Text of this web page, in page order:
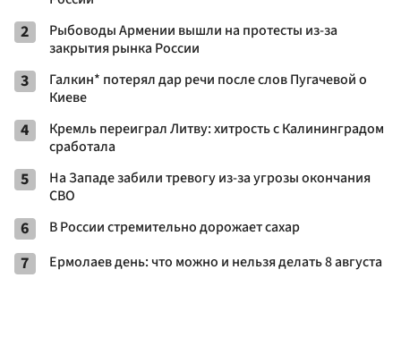
2
Рыбоводы Армении вышли на протесты из-за
закрытия рынка России
3
Галкин* потерял дар речи после слов Пугачевой о
Киеве
4
Кремль переиграл Литву: хитрость с Калининградом
сработала
5
На Западе забили тревогу из-за угрозы окончания
СВО
6 В России стремительно дорожает сахар
7 Ермолаев день: что можно и нельзя делать 8 августа